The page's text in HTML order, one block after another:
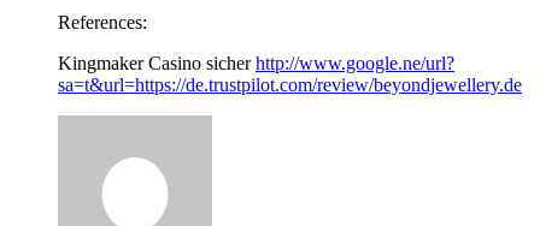
References:
Kingmaker Casino sicherhttp://www.google.ne/url?
sa=t&url=https://de.trustpilot.com/review/beyondjewellery.de